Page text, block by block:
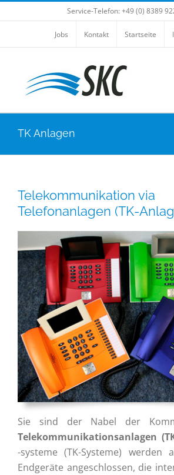
to
Service-Telefon: +49 (0) 8389
Jobs Kontakt Startseite
TK Anlagen
Telekommunikation via
Telefonanlagen (TK-
Sie sind der Nabel der
Telekommunikationsanlagen
-systeme (TK-Systeme) werden
Endgeräte angeschlossen, die